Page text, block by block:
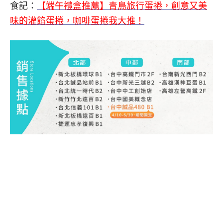
食記：
【端午禮盒推薦】青鳥旅行蛋捲，創意又美
味的灌餡蛋捲，咖啡蛋捲我大推！